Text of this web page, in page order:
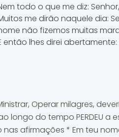
todo o que me diz:
me dirão naquele dia:
não fizemos muitas
então lhes direi
Operar milagres,
longo do tempo PERDEU
afirmações * Em teu